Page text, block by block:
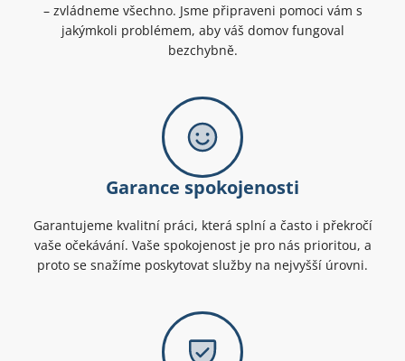
– zvládneme všechno. Jsme připraveni pomoci vám s
jakýmkoli problémem, aby váš domov fungoval
bezchybně.
Garance spokojenosti
Garantujeme kvalitní práci, která splní a často i překročí
vaše očekávání. Vaše spokojenost je pro nás prioritou, a
proto se snažíme poskytovat služby na nejvyšší úrovni.